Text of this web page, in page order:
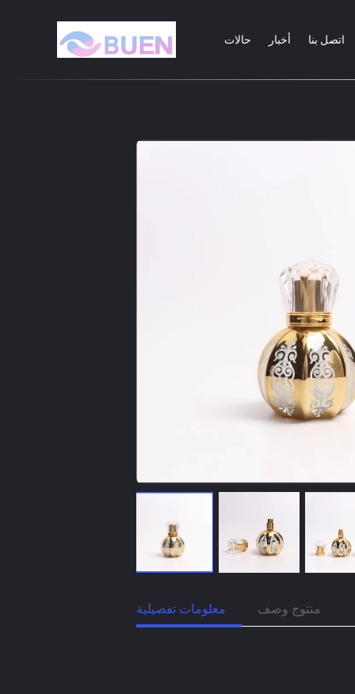
اتصل بنا أخبار حالات
معلومات تفصيلية منتوج وصف